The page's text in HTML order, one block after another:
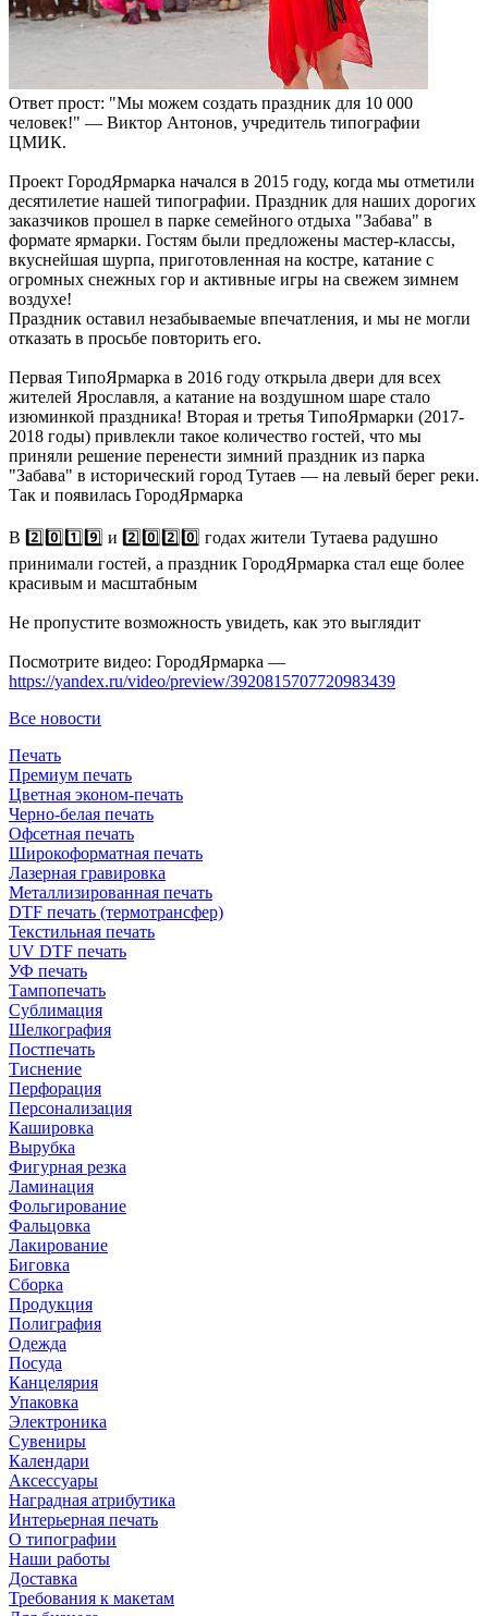
Ответ прост: "Мы можем создать праздник для 10 000
человек!" — Виктор Антонов, учредитель типографии
ЦМИК.
Проект ГородЯрмарка начался в 2015 году, когда мы отметили
десятилетие нашей типографии. Праздник для наших дорогих
заказчиков прошел в парке семейного отдыха "Забава" в
формате ярмарки. Гостям были предложены мастер-классы,
вкуснейшая шурпа, приготовленная на костре, катание с
огромных снежных гор и активные игры на свежем зимнем
воздухе!
️Праздник оставил незабываемые впечатления, и мы не могли
отказать в просьбе повторить его.
Первая ТипоЯрмарка в 2016 году открыла двери для всех
жителей Ярославля, а катание на воздушном шаре стало
изюминкой праздника! Вторая и третья ТипоЯрмарки (2017-
2018 годы) привлекли такое количество гостей, что мы
приняли решение перенести зимний праздник из парка
"Забава" в исторический город Тутаев — на левый берег реки.
Так и появилась ГородЯрмарка
В 2️⃣0️⃣1️⃣9️⃣ и 2️⃣0️⃣2️⃣0️⃣ годах жители Тутаева радушно
принимали гостей, а праздник ГородЯрмарка стал еще более
красивым и масштабным
Не пропустите возможность увидеть, как это выглядит
Посмотрите видео: ГородЯрмарка —
https://yandex.ru/video/preview/3920815707720983439
Все новости
Печать
Премиум печать
Цветная эконом-печать
Черно-белая печать
Офсетная печать
Широкоформатная печать
Лазерная гравировка
Металлизированная печать
DTF печать (термотрансфер)
Текстильная печать
UV DTF печать
УФ печать
Тампопечать
Сублимация
Шелкография
Постпечать
Тиснение
Перфорация
Персонализация
Кашировка
Вырубка
Фигурная резка
Ламинация
Фольгирование
Фальцовка
Лакирование
Биговка
Сборка
Продукция
Полиграфия
Одежда
Посуда
Канцелярия
Упаковка
Электроника
Сувениры
Календари
Аксессуары
Наградная атрибутика
Интерьерная печать
О типографии
Наши работы
Доставка
Требования к макетам